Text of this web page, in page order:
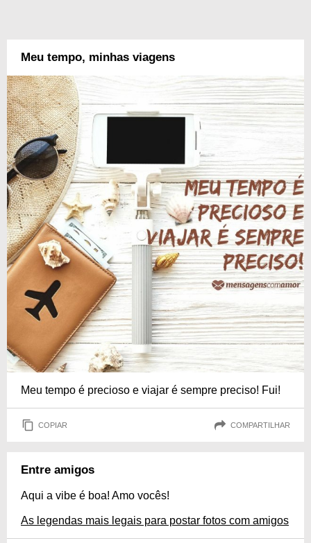
Meu tempo, minhas viagens
Meu tempo é precioso e viajar é sempre preciso! Fui!
COPIAR COMPARTILHAR
Entre amigos
Aqui a vibe é boa! Amo vocês!
As legendas mais legais para postar fotos com amigos